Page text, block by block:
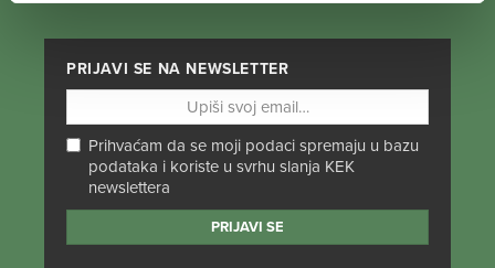
PRIJAVI SE NA NEWSLETTER
Prihvaćam da se moji podaci spremaju u bazu
podataka i koriste u svrhu slanja KEK
newslettera